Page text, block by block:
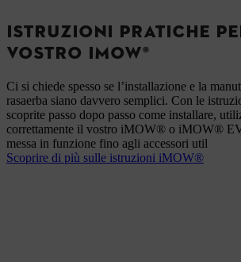
ISTRUZIONI PRATICHE
VOSTRO IMOW®
Ci si chiede spesso se l’installazione e la
rasaerba siano davvero semplici. Con le
scoprite passo dopo passo come installare,
correttamente il vostro iMOW® o iMOW®
messa in funzione fino agli accessori util
Scoprire di più sulle istruzioni iMOW®